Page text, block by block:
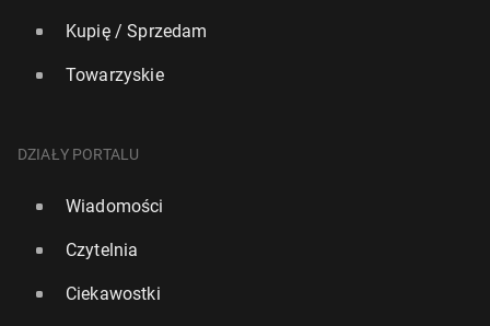
Kupię / Sprzedam
Towarzyskie
DZIAŁY PORTALU
Wiadomości
Czytelnia
Ciekawostki